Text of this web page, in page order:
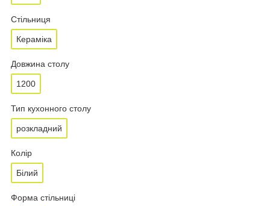
Стільниця
Кераміка
Довжина столу
1200
Тип кухонного столу
розкладний
Колір
Білий
Форма стільниці